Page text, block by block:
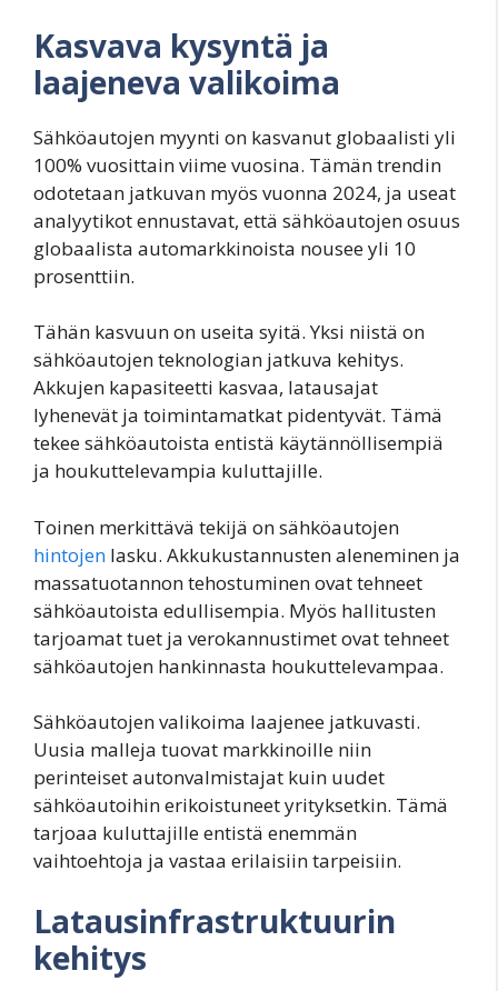
Kasvava kysyntä ja
laajeneva valikoima
Sähköautojen myynti on kasvanut globaalisti yli
100% vuosittain viime vuosina. Tämän trendin
odotetaan jatkuvan myös vuonna 2024, ja useat
analyytikot ennustavat, että sähköautojen osuus
globaalista automarkkinoista nousee yli 10
prosenttiin.
Tähän kasvuun on useita syitä. Yksi niistä on
sähköautojen teknologian jatkuva kehitys.
Akkujen kapasiteetti kasvaa, latausajat
lyhenevät ja toimintamatkat pidentyvät. Tämä
tekee sähköautoista entistä käytännöllisempiä
ja houkuttelevampia kuluttajille.
Toinen merkittävä tekijä on sähköautojen
hintojen lasku. Akkukustannusten aleneminen ja
massatuotannon tehostuminen ovat tehneet
sähköautoista edullisempia. Myös hallitusten
tarjoamat tuet ja verokannustimet ovat tehneet
sähköautojen hankinnasta houkuttelevampaa.
Sähköautojen valikoima laajenee jatkuvasti.
Uusia malleja tuovat markkinoille niin
perinteiset autonvalmistajat kuin uudet
sähköautoihin erikoistuneet yrityksetkin. Tämä
tarjoaa kuluttajille entistä enemmän
vaihtoehtoja ja vastaa erilaisiin tarpeisiin.
Latausinfrastruktuurin
kehitys